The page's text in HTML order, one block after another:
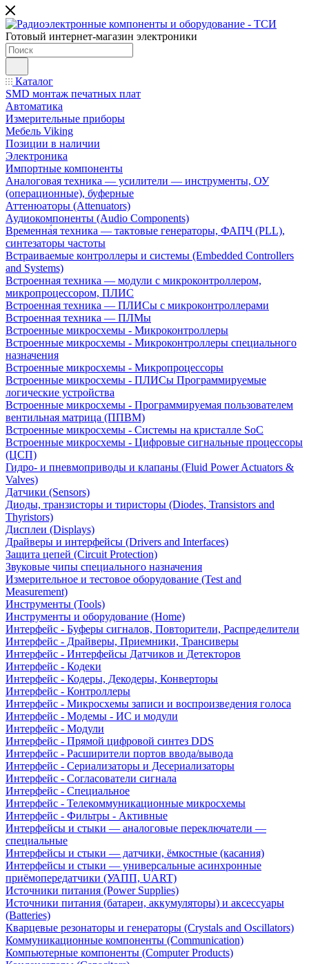
Готовый интернет-магазин электроники
Каталог
SMD монтаж печатных плат
Автоматика
Измерительные приборы
Мебель Viking
Позиции в наличии
Электроника
Импортные компоненты
Аналоговая техника — усилители — инструменты, ОУ
(операционные), буферные
Аттенюаторы (Attenuators)
Аудиокомпоненты (Audio Components)
Временна́я техника — тактовые генераторы, ФАПЧ (PLL),
синтезаторы частоты
Встраиваемые контроллеры и системы (Embedded Controllers
and Systems)
Встроенная техника — модули с микроконтроллером,
микропроцессором, ПЛИС
Встроенная техника — ПЛИСы с микроконтроллерами
Встроенная техника — ПЛМы
Встроенные микросхемы - Микроконтроллеры
Встроенные микросхемы - Микроконтроллеры специального
назначения
Встроенные микросхемы - Микропроцессоры
Встроенные микросхемы - ПЛИСы Программируемые
логические устройства
Встроенные микросхемы - Программируемая пользователем
вентильная матрица (ППВМ)
Встроенные микросхемы - Системы на кристалле SoC
Встроенные микросхемы - Цифровые сигнальные процессоры
(ЦСП)
Гидро- и пневмоприводы и клапаны (Fluid Power Actuators &
Valves)
Датчики (Sensors)
Диоды, транзисторы и тиристоры (Diodes, Transistors and
Thyristors)
Дисплеи (Displays)
Драйверы и интерфейсы (Drivers and Interfaces)
Защита цепей (Circuit Protection)
Звуковые чипы специального назначения
Измерительное и тестовое оборудование (Test and
Measurement)
Инструменты (Tools)
Инструменты и оборудование (Home)
Интерфейс - Буферы сигналов, Повторители, Распределители
Интерфейс - Драйверы, Приемники, Трансиверы
Интерфейс - Интерфейсы Датчиков и Детекторов
Интерфейс - Кодеки
Интерфейс - Кодеры, Декодеры, Конверторы
Интерфейс - Контроллеры
Интерфейс - Микросхемы записи и воспроизведения голоса
Интерфейс - Модемы - ИС и модули
Интерфейс - Модули
Интерфейс - Прямой цифровой синтез DDS
Интерфейс - Расширители портов ввода/вывода
Интерфейс - Сериализаторы и Десериализаторы
Интерфейс - Согласователи сигнала
Интерфейс - Специальное
Интерфейс - Телекоммуникационные микросхемы
Интерфейс - Фильтры - Активные
Интерфейсы и стыки — аналоговые переключатели —
специальные
Интерфейсы и стыки — датчики, ёмкостные (касания)
Интерфейсы и стыки — универсальные асинхронные
приёмопередатчики (УАПП, UART)
Источники питания (Power Supplies)
Источники питания (батареи, аккумуляторы) и аксессуары
(Batteries)
Кварцевые резонаторы и генераторы (Crystals and Oscillators)
Коммуникационные компоненты (Communication)
Компьютерные компоненты (Computer Products)